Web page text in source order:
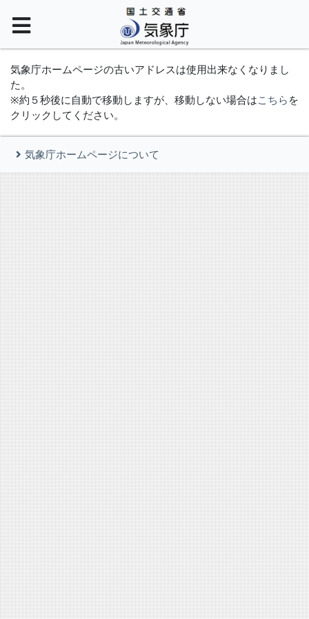
気象庁ホームページの古いアドレスは使用出来なくなりまし
た。
※約５秒後に自動で移動しますが、移動しない場合はこちら を
クリックしてください。
気象庁ホームページについて